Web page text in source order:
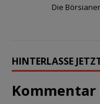
Die
HINTERLASSE